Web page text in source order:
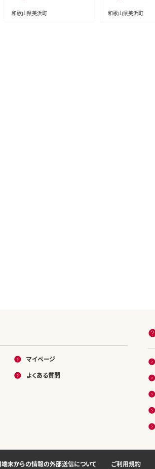
ぶら1500g ※着日指定不可
和歌山県美浜町 和歌山県美浜町
マイページ
よくある質問
端末からの情報の外部送信について ご利用規約